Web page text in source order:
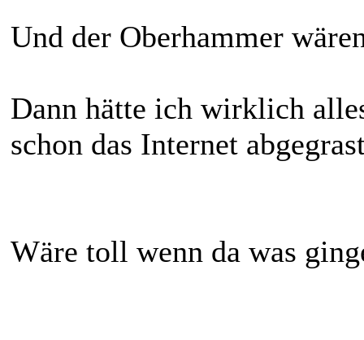
Und der Oberhammer
Dann hätte ich wirklich
schon das Internet
Wäre toll wenn da was